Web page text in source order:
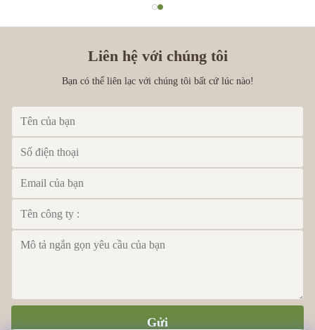
Liên hệ với chúng tôi
Bạn có thể liên lạc với chúng tôi bất cứ lúc nào!
Gửi